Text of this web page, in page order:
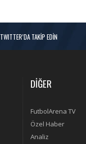
TWITTER’DA TAKİP EDİN
DİĞER
FutbolArena TV
Özel Haber
Analiz